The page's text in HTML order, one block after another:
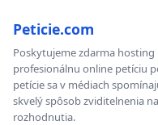
Peticie.com
Poskytujeme zdarma
profesionálnu online petíciu
petície sa v médiach
skvelý spôsob zviditelnenia
rozhodnutia.